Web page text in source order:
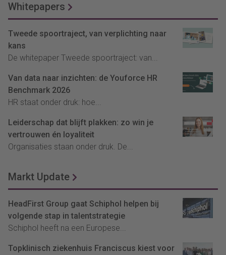
Whitepapers
Tweede spoortraject, van verplichting naar
kans
De whitepaper Tweede spoortraject: van...
Van data naar inzichten: de Youforce HR
Benchmark 2026
HR staat onder druk: hoe...
Leiderschap dat blijft plakken: zo win je
vertrouwen én loyaliteit
Organisaties staan onder druk. De...
Markt Update
HeadFirst Group gaat Schiphol helpen bij
volgende stap in talentstrategie
Schiphol heeft na een Europese...
Topklinisch ziekenhuis Franciscus kiest voor